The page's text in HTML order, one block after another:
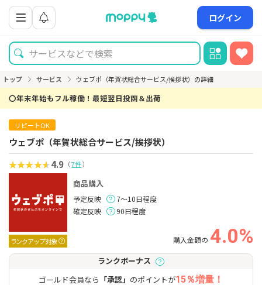
ログイン
トップ サービス ウェブポ（年賀状総合サービス/挨拶状）の詳細
〇年末年始もフル稼働！最短翌日投函＆出荷
リピートOK
ウェブポ（年賀状総合サービス/挨拶状）
4.9 （7件）
ランクアップ対象
商品購入
予定反映
7～10日程度
確定反映
90日程度
購入金額の 4.0%
ランクボーナス
ゴールド会員なら 「承認」 のポイントが15％増量！